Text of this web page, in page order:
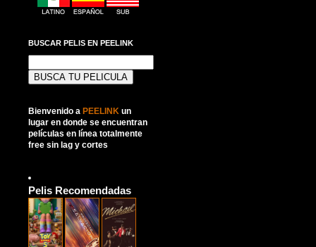
BUSCAR PELIS EN PEELINK
Bienvenido a PEELINK un
lugar en donde se encuentran
películas en línea totalmente
free sin lag y cortes
Pelis Recomendadas